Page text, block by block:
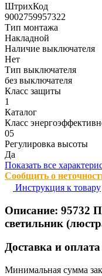
ШтрихКод
9002759957322
Тип монтажа
Накладной
Наличие выключателя
Нет
Тип выключателя
без выключателя
Класс защиты
1
Каталог
Класс
05
Регулировка высоты
Да
Показать все
Сообщить о
Инструкция к товару
Описание: 95732
светильник
Доставка и оплата
Минимальная сумма